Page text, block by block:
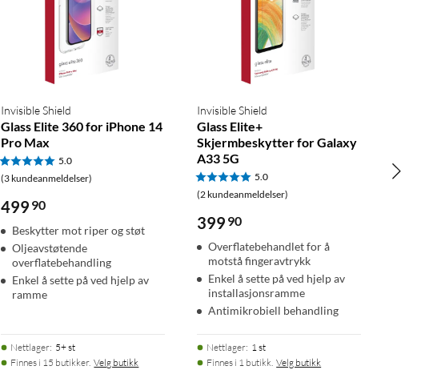
Invisible Shield
Glass Elite 360 for iPhone 14
Pro Max
5.0
(3 kundeanmeldelser)
499 90
Beskytter mot riper og støt
Oljeavstøtende
overflatebehandling
Enkel å sette på ved hjelp av
ramme
Nettlager: 5+ st
Finnes i 15 butikker. Velg butikk
Invisible Shield
Glass Elite+
Skjermbeskytter for Galaxy
A33 5G
5.0
(2 kundeanmeldelser)
399 90
Overflatebehandlet for å
motstå fingeravtrykk
Enkel å sette på ved hjelp av
installasjonsramme
Antimikrobiell behandling
Nettlager: 1 st
Finnes i 1 butikk. Velg butikk